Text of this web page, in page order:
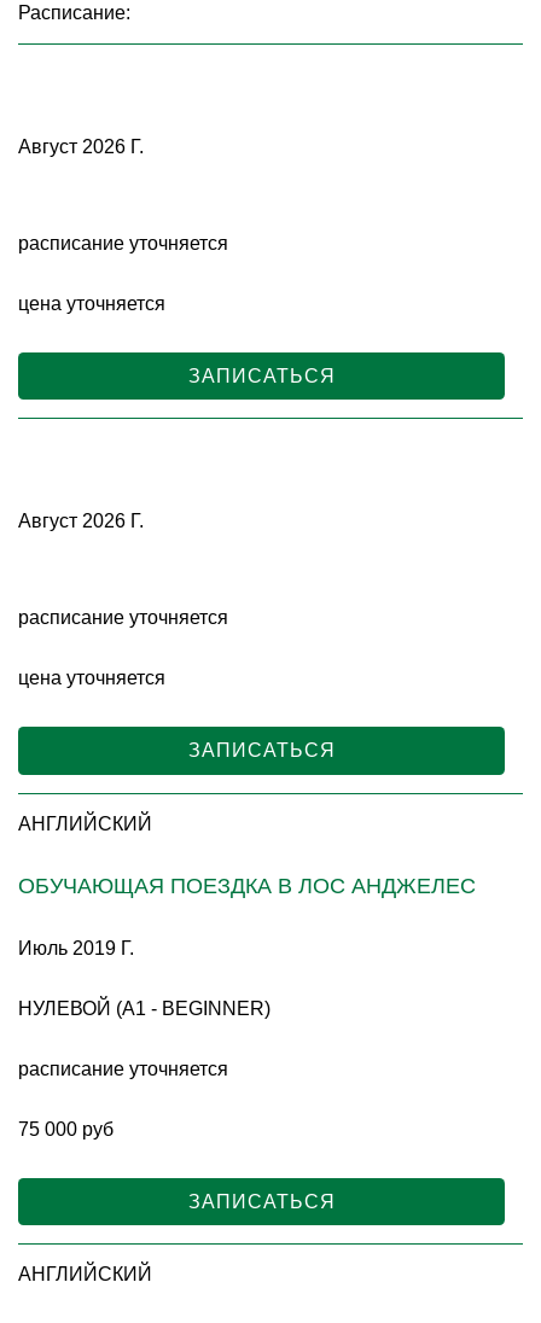
Расписание:
Август 2026 Г.
расписание уточняется
цена уточняется
ЗАПИСАТЬСЯ
Август 2026 Г.
расписание уточняется
цена уточняется
ЗАПИСАТЬСЯ
АНГЛИЙСКИЙ
ОБУЧАЮЩАЯ ПОЕЗДКА В ЛОС АНДЖЕЛЕС
Июль 2019 Г.
НУЛЕВОЙ (A1 - BEGINNER)
расписание уточняется
75 000 руб
ЗАПИСАТЬСЯ
АНГЛИЙСКИЙ